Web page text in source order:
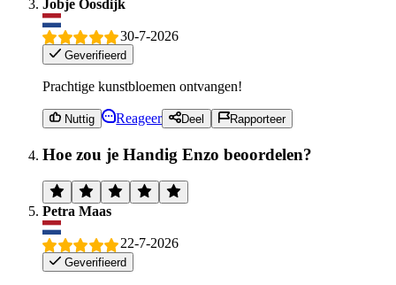
Jobje Oosdijk
30-7-2026
Geverifieerd
Prachtige kunstbloemen ontvangen!
Nuttig Reageer Deel Rapporteer
Hoe zou je Handig Enzo beoordelen?
Petra Maas
22-7-2026
Geverifieerd